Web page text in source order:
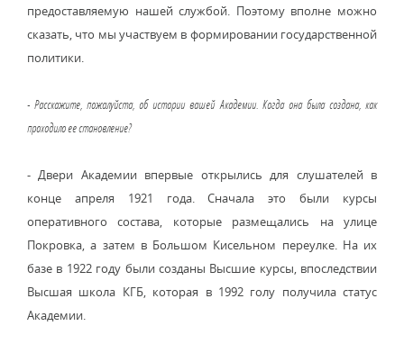
предоставляемую нашей службой. Поэтому вполне можно
сказать, что мы участвуем в формировании государственной
политики.
- Расскажите, пожалуйста, об истории вашей Академии. Когда она была создана, как
проходило ее становление?
- Двери Академии впервые открылись для слушателей в
конце апреля 1921 года. Сначала это были курсы
оперативного состава, которые размещались на улице
Покровка, а затем в Большом Кисельном переулке. На их
базе в 1922 году были созданы Высшие курсы, впоследствии
Высшая школа КГБ, которая в 1992 голу получила статус
Академии.